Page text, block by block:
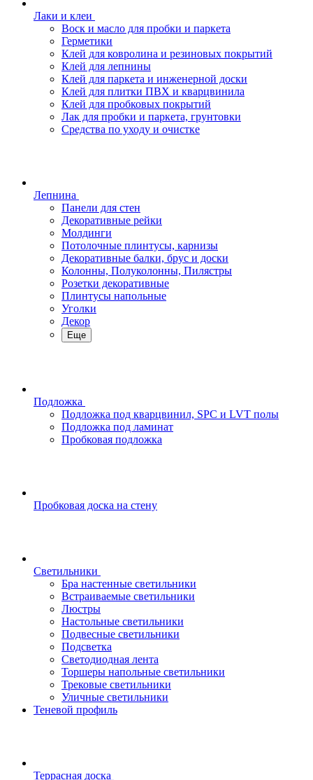
Лаки и клеи
Воск и масло для пробки и паркета
Герметики
Клей для ковролина и резиновых покрытий
Клей для лепнины
Клей для паркета и инженерной доски
Клей для плитки ПВХ и кварцвинила
Клей для пробковых покрытий
Лак для пробки и паркета, грунтовки
Средства по уходу и очистке
Лепнина
Панели для стен
Декоративные рейки
Молдинги
Потолочные плинтусы, карнизы
Декоративные балки, брус и доски
Колонны, Полуколонны, Пилястры
Розетки декоративные
Плинтусы напольные
Уголки
Декор
Еще
Подложка
Подложка под кварцвинил, SPC и LVT полы
Подложка под ламинат
Пробковая подложка
Пробковая доска на стену
Светильники
Бра настенные светильники
Встраиваемые светильники
Люстры
Настольные светильники
Подвесные светильники
Подсветка
Светодиодная лента
Торшеры напольные светильники
Трековые светильники
Уличные светильники
Теневой профиль
Террасная доска